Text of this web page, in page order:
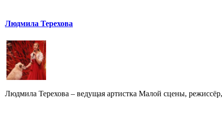
Людмила Терехова
Людмила Терехова – ведущая артистка Малой сцены,